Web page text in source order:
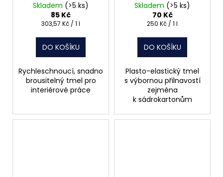
Skladem (>5 ks)
85 Kč
Měrná
303,57 Kč / 1 l
DO KOŠÍKU
Rychleschnoucí, snadno
brousitelný tmel pro
interiérové práce
Skladem (>5 ks)
70 Kč
Měrná
250 Kč / 1 l
DO KOŠÍKU
Plasto-elastický tmel
s výbornou přilnavostí
zejména
k sádrokartonům